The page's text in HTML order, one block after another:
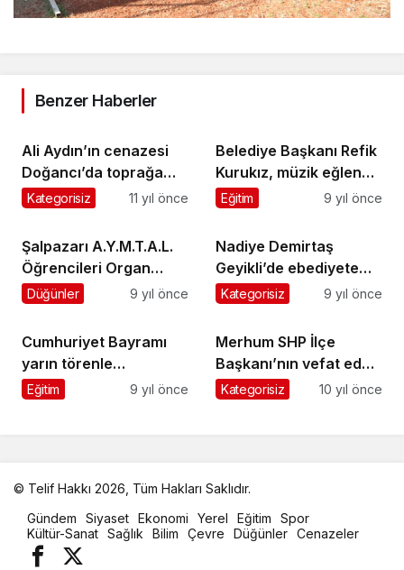
Benzer Haberler
Ali Aydın’ın cenazesi
Doğancı’da toprağa
verildi
Kategorisiz 11 yıl önce
Belediye Başkanı Refik
Kurukız, müzik eğlence
programında gündemi
Eğitim 9 yıl önce
Şalpazarı A.Y.M.T.A.L.
Öğrencileri Organ
Bağışı Kampanyası
Düğünler 9 yıl önce
Nadiye Demirtaş
Geyikli’de ebediyete
uğurlandı
Kategorisiz 9 yıl önce
Cumhuriyet Bayramı
yarın törenle
kutlanacak
Eğitim 9 yıl önce
Merhum SHP İlçe
Başkanı’nın vefat eden
eşi Leman Özen
Kategorisiz 10 yıl önce
© Telif Hakkı 2026, Tüm Hakları Saklıdır.
oto
kiralama
parça
eşya
Gündem Siyaset Ekonomi Yerel Eğitim
Spor
Kültür-Sanat Sağlık Bilim Çevre Düğünler Cenazeler